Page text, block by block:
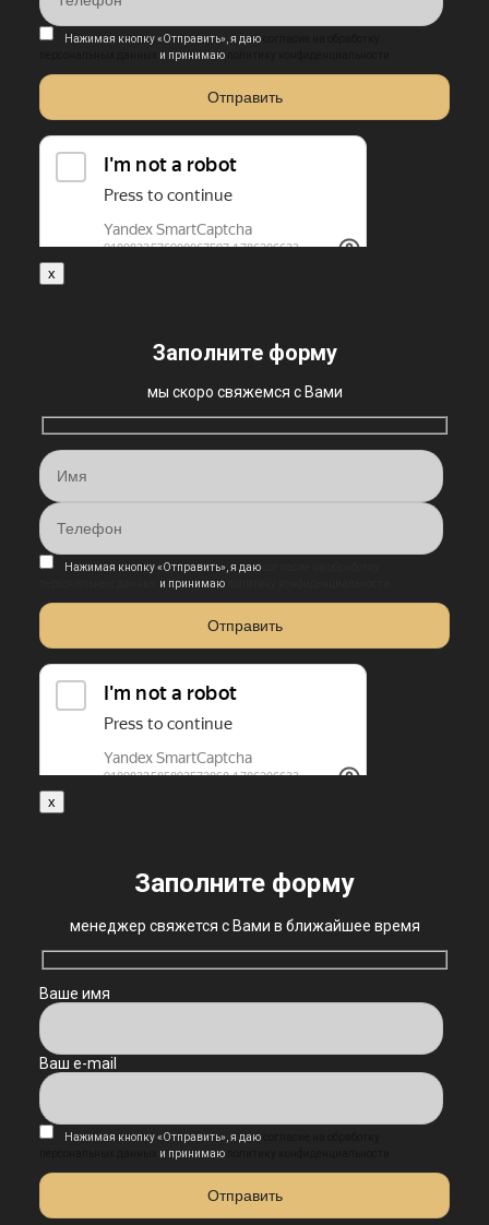
Нажимая кнопку «Отправить», я даю
и принимаю
x
Заполните форму
мы скоро свяжемся с Вами
Нажимая кнопку «Отправить», я даю
и принимаю
x
Заполните форму
менеджер свяжется с Вами в ближайшее время
Ваше имя
Ваш e-mail
Нажимая кнопку «Отправить», я даю
и принимаю